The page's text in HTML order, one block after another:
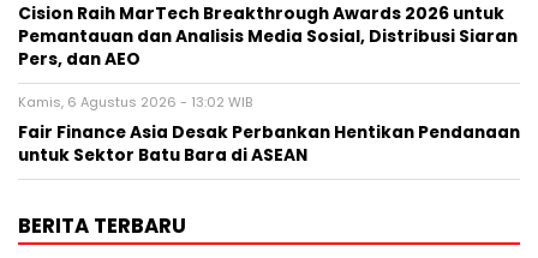
Cision Raih MarTech Breakthrough Awards 2026 untuk
Pemantauan dan Analisis Media Sosial, Distribusi Siaran
Pers, dan AEO
Kamis, 6 Agustus 2026 - 13:02 WIB
Fair Finance Asia Desak Perbankan Hentikan Pendanaan
untuk Sektor Batu Bara di ASEAN
BERITA TERBARU